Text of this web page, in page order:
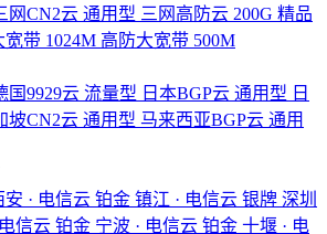
网CN2云 通用型 三网高防云 200G 精品
宽带 1024M 高防大宽带 500M
国9929云 流量型 日本BGP云 通用型 日
坡CN2云 通用型 马来西亚BGP云 通用
安 · 电信云 铂金 镇江 · 电信云 银牌 深圳
信云 铂金 宁波 · 电信云 铂金 十堰 · 电